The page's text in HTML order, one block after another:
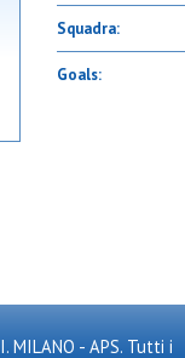
Squadra:
Goals:
MILANO - APS. Tutti i